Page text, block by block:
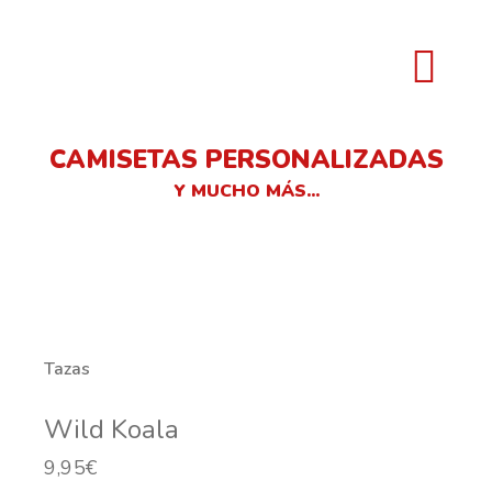
CAMISETAS PERSONALIZADAS
Y MUCHO MÁS...
Tazas
Wild Koala
9,95€